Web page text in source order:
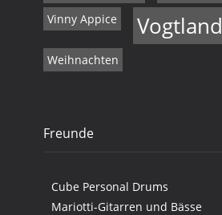
Vinny Appice
Vogtland
Weihnachten
Freunde
Cube Personal Drums
Mariotti-Gitarren und Bässe